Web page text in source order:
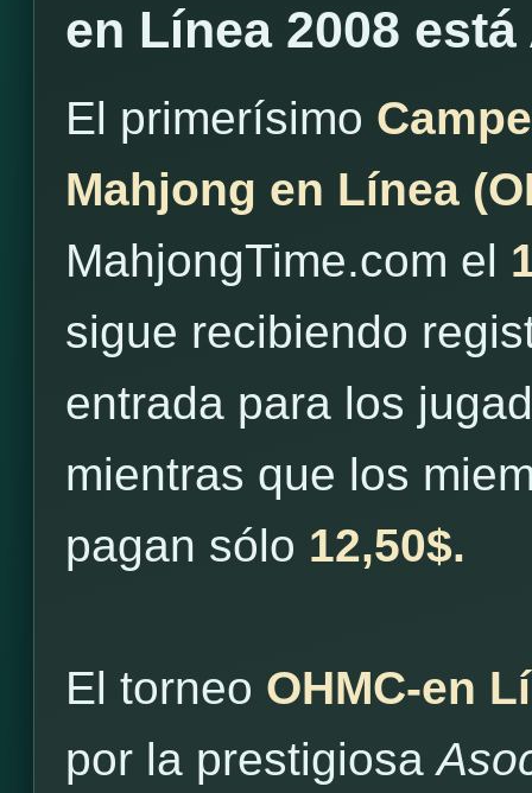
en Línea 2008
El primerísimo
Mahjong en Línea
MahjongTime.com el
sigue recibiendo
entrada para los
mientras que los
pagan sólo 12,50$.
El torneo OHMC-en
por la prestigiosa